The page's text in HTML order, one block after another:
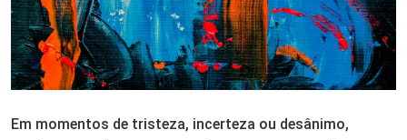
Em momentos de tristeza, incerteza ou desânimo,